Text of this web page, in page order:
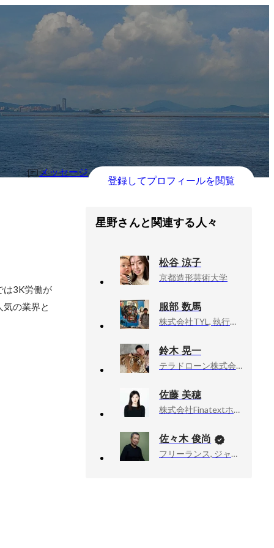
メッセージ
登録してプロフィールを閲覧
は3K労働が
の業界と
星野さんと関連する人々
松谷 涼子
京都造形芸術大学
服部 数馬
株式会社TYL, 執行役員 管理本部 管理領域
鈴木 晃一
テラドローン株式会社, 運航管理開発部長
佐藤 美穂
株式会社Finatextホールディングス, HR
佐々木 俊尚
フリーランス, ジャーナリスト・作家